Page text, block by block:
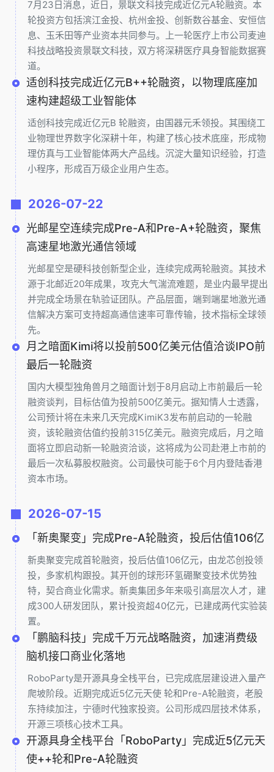
7月23日消息，近日，景联文科技完成近亿元A轮融资。本
轮投资方包括滨江金投、杭州金投、创新数谷基金、安恒信
息、玉禾田等产业资本共同参与。上一轮医疗上市公司麦迪
科技战略投资景联文科技，双方将深耕医疗具身智能数据赛
道。
适创科技完成近亿元B++轮融资，以物理底座加
速构建超级工业智能体
适创科技完成近亿元B 轮融资，由国器元禾领投。其围绕工
业物理世界数字化深耕十年，构建了核心技术底座，形成物
理仿真与工业智能体两大产品线。沉淀大量知识经验，打造
小程序，形成百万级企业用户生态。
2026-07-22
光邮星空连续完成Pre-A和Pre-A+轮融资，聚焦
高速星地激光通信领域
光邮星空是硬科技创新型企业，连续完成两轮融资。其技术
源于北邮近20年成果，攻克大气湍流难题，是业内最早提出
并完成全场景在轨验证团队。产品层面，端到端星地激光通
信解决方案可支持超高通信速率可靠传输，技术指标全球领
先。
月之暗面Kimi将以投前500亿美元估值洽谈IPO前
最后一轮融资
国内大模型独角兽月之暗面计划于8月启动上市前最后一轮
融资谈判，目标估值为投前500亿美元。据知情人士透露，
公司预计将在未来几天完成KimiK3发布前启动的一轮融
资，该轮融资估值约投前315亿美元。融资完成后，月之暗
面将立即启动新一轮融资洽谈，这将成为公司赴港上市前的
最后一次私募股权融资。公司最快可能于6个月内登陆香港
资本市场。
2026-07-15
「新奥聚变」完成Pre-A轮融资，投后估值106亿
新奥聚变完成首轮融资，投后估值106亿元，由龙芯创投领
投，多家机构跟投。其开创的球形环氢硼聚变技术优势独
特，契合商业化需求。新奥集团多年来吸引高层次人才，建
成300人研发团队，累计投资超40亿元，已建成两代实验装
置。
「鹏脑科技」完成千万元战略融资，加速消费级
脑机接口商业化落地
RoboParty是开源具身全栈平台，已完成底层建设进入量产
爬坡阶段。近期完成近5亿元天使 轮和Pre-A轮融资，老股
东持续加注，宁德时代独家投资。公司形成四层技术体系，
开源三项核心技术工具。
开源具身全栈平台「RoboParty」完成近5亿元天
使++轮和Pre-A轮融资